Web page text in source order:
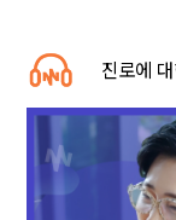
진로에